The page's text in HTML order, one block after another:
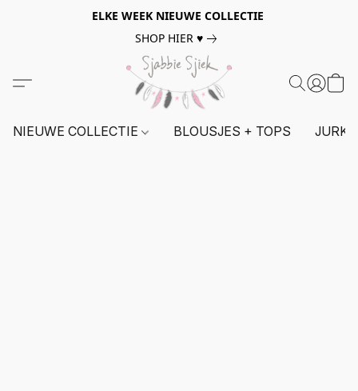
ELKE WEEK NIEUWE COLLECTIE
SHOP HIER ♥
NIEUWE COLLECTIE BLOUSJES + TOPS